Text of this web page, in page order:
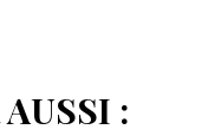
: